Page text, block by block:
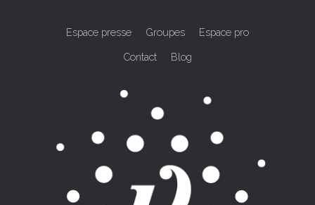
Espace presse Groupes Espace pro
Contact Blog